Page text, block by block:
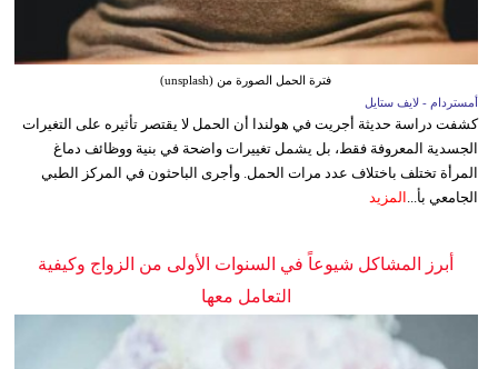
فترة الحمل الصورة من (unsplash)
أمستردام - لايف ستايل
كشفت دراسة حديثة أجريت في هولندا أن الحمل لا يقتصر تأثيره على التغيرات
الجسدية المعروفة فقط، بل يشمل تغييرات واضحة في بنية ووظائف دماغ
المرأة تختلف باختلاف عدد مرات الحمل. وأجرى الباحثون في المركز الطبي
الجامعي بأ... المزيد
أبرز المشاكل شيوعاً في السنوات الأولى من الزواج وكيفية
التعامل معها